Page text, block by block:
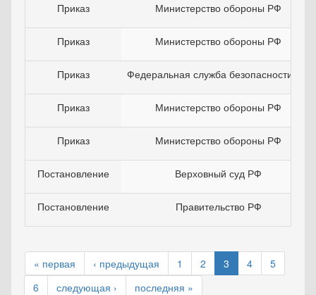
Приказ Министерство обороны РФ
Приказ Министерство обороны РФ
Приказ Федеральная служба безопасности РФ
Приказ Министерство обороны РФ
Приказ Министерство обороны РФ
Постановление Верховный суд РФ
Постановление Правительство РФ
« первая ‹ предыдущая 1 2 3 4
5
6
следующая › последняя »